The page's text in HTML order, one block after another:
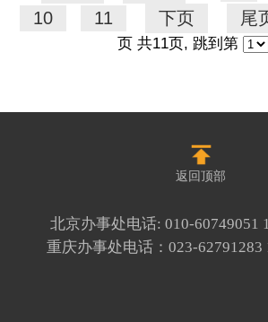
10
11 下页 尾
页 共11页, 跳到第
返回顶部
北京办事处电话: 010-60749051
重庆办事处电话： 023-62791283